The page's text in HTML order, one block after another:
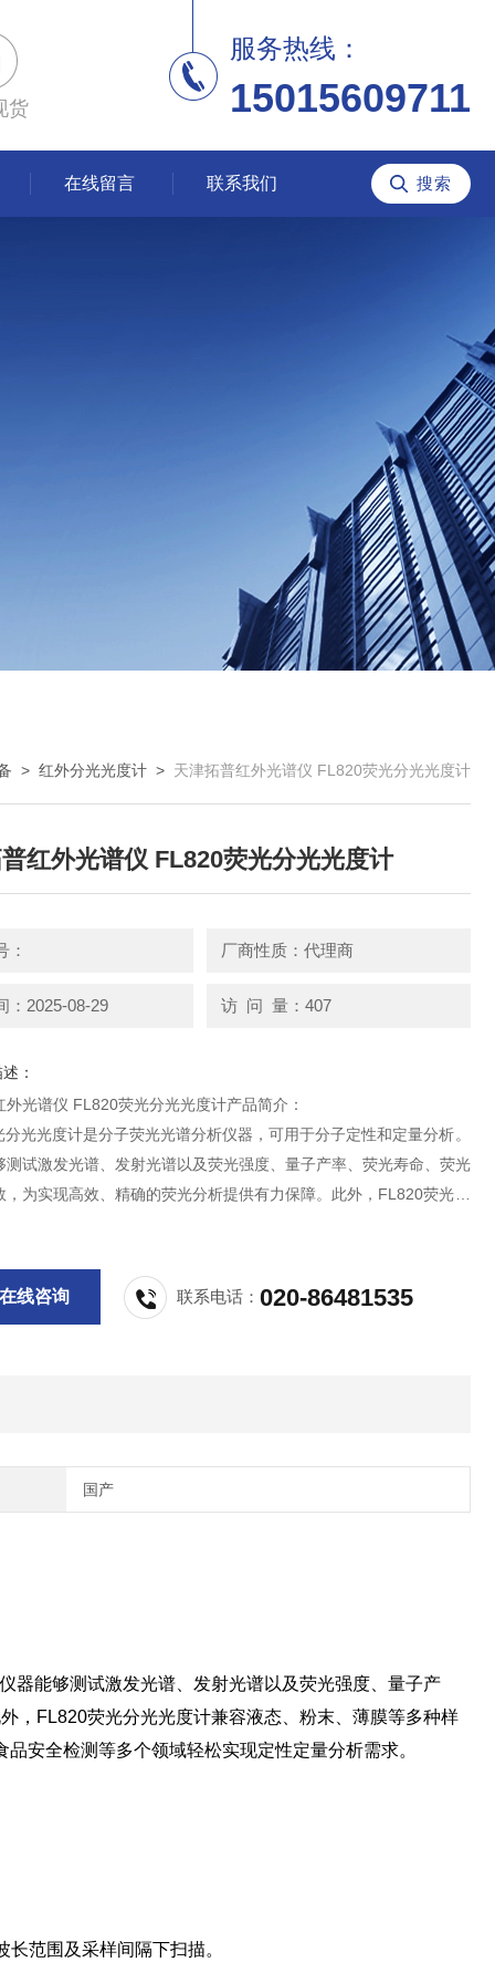
货
服务热线：
15015609711
在线留言 联系我们
> 红外分光光度计 > 天津拓普红外光谱仪 FL820荧光分光光度计
红外光谱仪 FL820荧光分光光度计
： 厂商性质：代理商
：2025-08-29 访 问 量：407
：
外光谱仪 FL820荧光分光光度计产品简介：
光光度计是分子荧光光谱分析仪器，可用于分子定性和定量分析。
测试激发光谱、发射光谱以及荧光强度、量子产率、荧光寿命、荧光
，为实现高效、精确的荧光分析提供有力保障。此外，FL820荧光分
在线咨询 联系电话：020-86481535
国产
器能够测试激发光谱、发射光谱以及荧光强度、量子产
，FL820荧光分光光度计兼容液态、粉末、薄膜等多种样
安全检测等多个领域轻松实现定性定量分析需求。
范围及采样间隔下扫描。